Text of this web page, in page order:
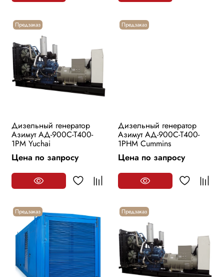
Предзаказ
Дизельный генератор
Азимут АД-900С-Т400-
1РМ Yuchai
Цена по запросу
Предзаказ
Дизельный генератор
Азимут АД-900С-Т400-
1РHМ Cummins
Цена по запросу
Предзаказ Предзаказ